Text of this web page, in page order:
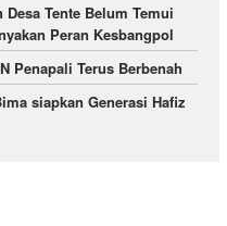
Tente Belum Temui
Peran Kesbangpol
Penapali Terus Berbenah
siapkan Generasi Hafiz